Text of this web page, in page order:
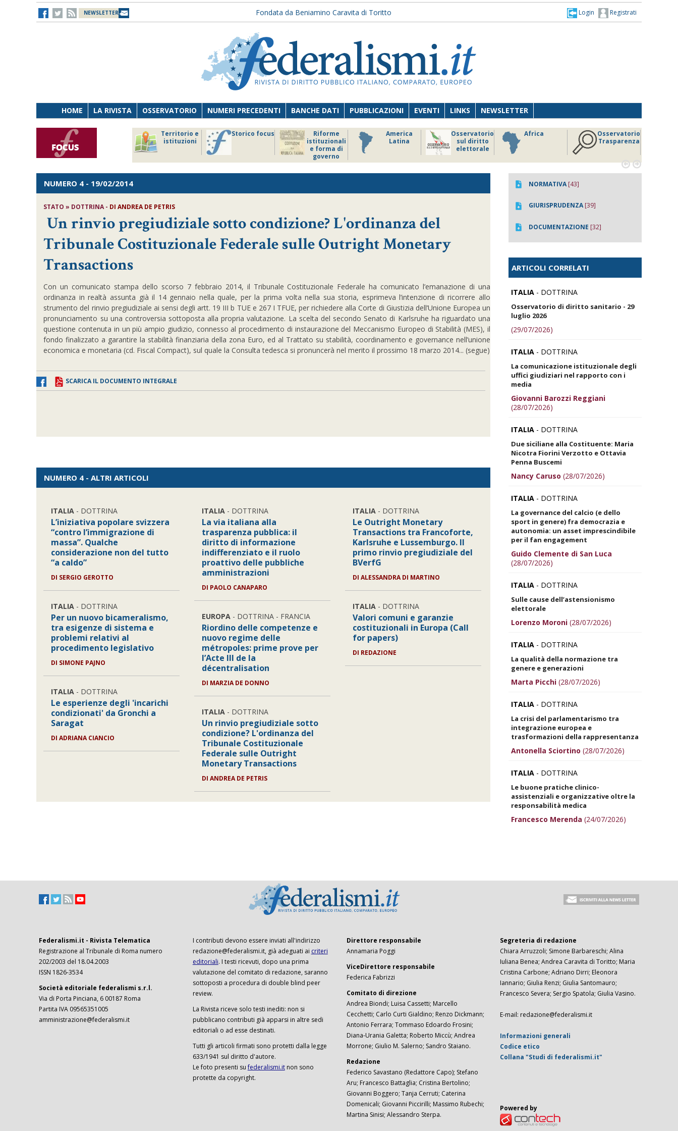
NEWSLETTER Fondata da Beniamino Caravita di Toritto Registrati
Login
HOME LA RIVISTA OSSERVATORIO NUMERI PRECEDENTI BANCHE DATI PUBBLICAZIONI EVENTI LINKS NEWSLETTER
Territorio e
istituzioni
Storico focus
Riforme
istituzionali
e forma di
governo
America
Latina
Osservatorio
sul diritto
elettorale
Africa
Osservatorio
Trasparenza
 
NUMERO 4 - 19/02/2014
STATO » DOTTRINA - DI ANDREA DE PETRIS
Un rinvio pregiudiziale sotto condizione? L'ordinanza del
Tribunale Costituzionale Federale sulle Outright Monetary
Transactions
Con un comunicato stampa dello scorso 7 febbraio 2014, il Tribunale Costituzionale Federale ha comunicato l’emanazione di una
ordinanza in realtà assunta già il 14 gennaio nella quale, per la prima volta nella sua storia, esprimeva l’intenzione di ricorrere allo
strumento del rinvio pregiudiziale ai sensi degli artt. 19 III b TUE e 267 I TFUE, per richiedere alla Corte di Giustizia dell’Unione Europea un
pronunciamento su una controversia sottoposta alla propria valutazione. La scelta del secondo Senato di Karlsruhe ha riguardato una
questione contenuta in un più ampio giudizio, connesso al procedimento di instaurazione del Meccanismo Europeo di Stabilità (MES), il
fondo finalizzato a garantire la stabilità finanziaria della zona Euro, ed al Trattato su stabilità, coordinamento e governance nell’unione
economica e monetaria (cd. Fiscal Compact), sul quale la Consulta tedesca si pronuncerà nel merito il prossimo 18 marzo 2014... (segue)
SCARICA IL DOCUMENTO INTEGRALE
NUMERO 4 - ALTRI ARTICOLI
ITALIA - DOTTRINA
L’iniziativa popolare svizzera
“contro l’immigrazione di
massa”. Qualche
considerazione non del tutto
“a caldo”
DI SERGIO GEROTTO
ITALIA - DOTTRINA
Per un nuovo bicameralismo,
tra esigenze di sistema e
problemi relativi al
procedimento legislativo
DI SIMONE PAJNO
ITALIA - DOTTRINA
Le esperienze degli 'incarichi
condizionati' da Gronchi a
Saragat
DI ADRIANA CIANCIO
ITALIA - DOTTRINA
La via italiana alla
trasparenza pubblica: il
diritto di informazione
indifferenziato e il ruolo
proattivo delle pubbliche
amministrazioni
DI PAOLO CANAPARO
EUROPA - DOTTRINA - FRANCIA
Riordino delle competenze e
nuovo regime delle
métropoles: prime prove per
l’Acte III de la
décentralisation
DI MARZIA DE DONNO
ITALIA - DOTTRINA
Un rinvio pregiudiziale sotto
condizione? L'ordinanza del
Tribunale Costituzionale
Federale sulle Outright
Monetary Transactions
DI ANDREA DE PETRIS
ITALIA- DOTTRINA
Le Outright Monetary
Transactions tra Francoforte,
Karlsruhe e Lussemburgo. Il
primo rinvio pregiudiziale del
BVerfG
DI ALESSANDRA DI MARTINO
ITALIA- DOTTRINA
Valori comuni e garanzie
costituzionali in Europa (Call
for papers)
DI REDAZIONE
NORMATIVA[43]
GIURISPRUDENZA[39]
DOCUMENTAZIONE [32]
ARTICOLI CORRELATI
ITALIA - DOTTRINA
Osservatorio di diritto sanitario - 29
luglio 2026
(29/07/2026)
ITALIA - DOTTRINA
La comunicazione istituzionale degli
uffici giudiziari nel rapporto con i
media
Giovanni Barozzi Reggiani
(28/07/2026)
ITALIA - DOTTRINA
Due siciliane alla Costituente: Maria
Nicotra Fiorini Verzotto e Ottavia
Penna Buscemi
Nancy Caruso (28/07/2026)
ITALIA - DOTTRINA
La governance del calcio (e dello
sport in genere) fra democrazia e
autonomia: un asset imprescindibile
per il fan engagement
Guido Clemente di San Luca
(28/07/2026)
ITALIA - DOTTRINA
Sulle cause dell’astensionismo
elettorale
Lorenzo Moroni (28/07/2026)
ITALIA - DOTTRINA
La qualità della normazione tra
genere e generazioni
Marta Picchi (28/07/2026)
ITALIA - DOTTRINA
La crisi del parlamentarismo tra
integrazione europea e
trasformazioni della rappresentanza
Antonella Sciortino (28/07/2026)
ITALIA - DOTTRINA
Le buone pratiche clinico-
assistenziali e organizzative oltre la
responsabilità medica
Francesco Merenda (24/07/2026)
Federalismi.it - Rivista Telematica
Registrazione al Tribunale di Roma numero
202/2003 del 18.04.2003
ISSN 1826-3534
Società editoriale federalismi s.r.l.
Via di Porta Pinciana, 6 00187 Roma
Partita IVA 09565351005
amministrazione@federalismi.it
I contributi devono essere inviati all'indirizzo
redazione@federalismi.it, già adeguati ai criteri
editoriali. I testi ricevuti, dopo una prima
valutazione del comitato di redazione, saranno
sottoposti a procedura di double blind peer
review.
La Rivista riceve solo testi inediti: non si
pubblicano contributi già apparsi in altre sedi
editoriali o ad esse destinati.
Tutti gli articoli firmati sono protetti dalla legge
633/1941 sul diritto d'autore.
Le foto presenti sufederalismi.itnon sono
protette da copyright.
Direttore responsabile
Annamaria Poggi
ViceDirettore responsabile
Federica Fabrizzi
Comitato di direzione
Andrea Biondi; Luisa Cassetti; Marcello
Cecchetti; Carlo Curti Gialdino; Renzo Dickmann;
Antonio Ferrara; Tommaso Edoardo Frosini;
Diana-Urania Galetta; Roberto Miccù; Andrea
Morrone; Giulio M. Salerno; Sandro Staiano.
Redazione
Federico Savastano (Redattore Capo); Stefano
Aru; Francesco Battaglia; Cristina Bertolino;
Giovanni Boggero; Tanja Cerruti; Caterina
Domenicali; Giovanni Piccirilli; Massimo Rubechi;
Martina Sinisi; Alessandro Sterpa.
Segreteria di redazione
Chiara Arruzzoli; Simone Barbareschi; Alina
Iuliana Benea; Andrea Caravita di Toritto; Maria
Cristina Carbone; Adriano Dirri; Eleonora
Iannario; Giulia Renzi; Giulia Santomauro;
Francesco Severa; Sergio Spatola; Giulia Vasino.
E-mail: redazione@federalismi.it
Informazioni generali
Codice etico
Collana "Studi di federalismi.it"
Powered by